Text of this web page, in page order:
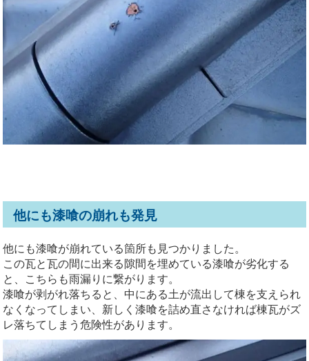
他にも漆喰の崩れも発見
他にも漆喰が崩れている箇所も見つかりました。
この瓦と瓦の間に出来る隙間を埋めている漆喰が劣化する
と、こちらも雨漏りに繋がります。
漆喰が剥がれ落ちると、中にある土が流出して棟を支えられ
なくなってしまい、新しく漆喰を詰め直さなければ棟瓦がズ
レ落ちてしまう危険性があります。